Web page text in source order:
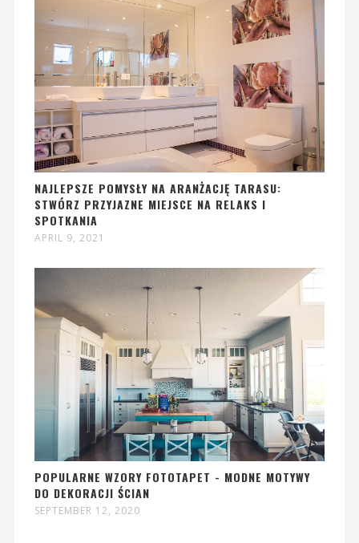
NAJLEPSZE POMYSŁY NA ARANŻACJĘ TARASU:
STWÓRZ PRZYJAZNE MIEJSCE NA RELAKS I
SPOTKANIA
APRIL 9, 2021
POPULARNE WZORY FOTOTAPET - MODNE MOTYWY
DO DEKORACJI ŚCIAN
SEPTEMBER 12, 2020